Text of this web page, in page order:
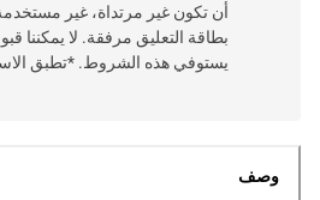
أن تكون غير مرتداة، غير
بطاقة التعليق مرفقة. لا يمكننا
يستوفي هذه الشروط. *تطبق
وصف